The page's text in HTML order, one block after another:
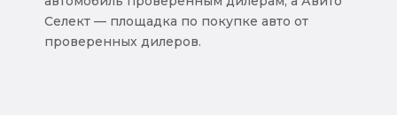
Селект — площадка по покупке авто от
проверенных дилеров.